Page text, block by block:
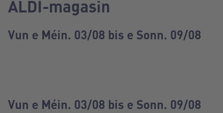
ALDI-magasin
Vun e Méin. 03/08 bis e Sonn. 09/08
Vun e Méin. 03/08 bis e Sonn. 09/08